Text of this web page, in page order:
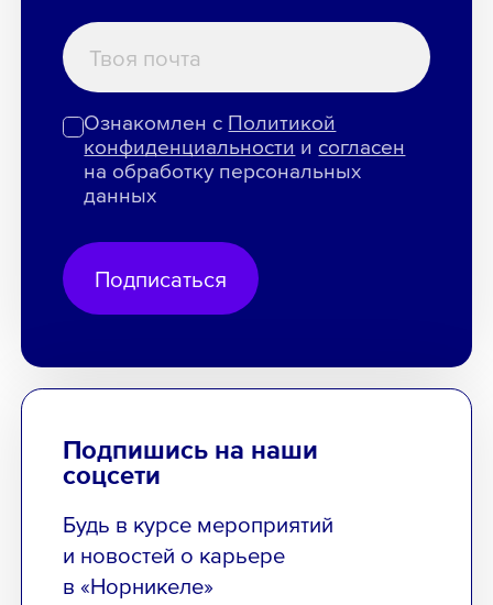
Ознакомлен с Политикой
конфиденциальности и согласен
на обработку персональных
данных
Подписаться
Подпишись на наши
соцсети
Будь в курсе мероприятий
и новостей о карьере
в «Норникеле»